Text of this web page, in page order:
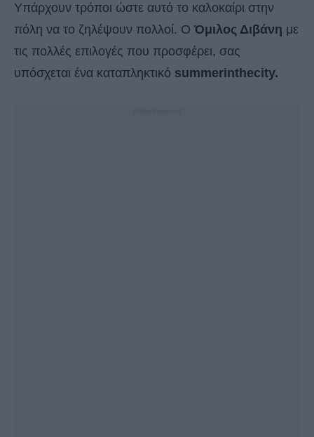
Υπάρχουν τρόποι ώστε αυτό το καλοκαίρι στην
πόλη να το ζηλέψουν πολλοί. Ο Όμιλος Διβάνη με
τις πολλές επιλογές που προσφέρει, σας
υπόσχεται ένα καταπληκτικό summerinthecity.